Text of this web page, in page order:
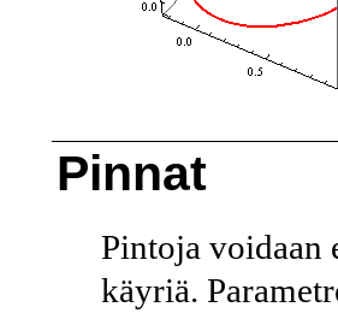
Pinnat
Pintoja voidaan
käyriä.